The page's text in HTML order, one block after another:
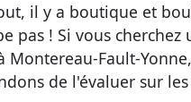
il y a boutique et
pas ! Si vous cherchez
Montereau-Fault-Yonne
de l'évaluer sur